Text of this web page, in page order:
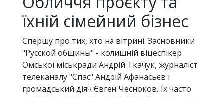
їхній сімейний бізнес
Спершу про тих, хто на вітрині. Засновники
"Русской общины" - колишній віцеспікер
Омської міськради Андрій Ткачук, журналіст
телеканалу "Спас" Андрій Афанасьєв і
громадський діяч Євген Чесноков. Їх часто